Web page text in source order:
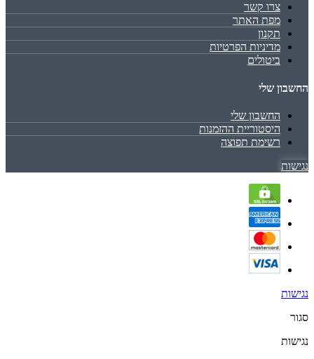
צרו קשר
מפת האתר
תקנון
מדיניות הפרטיות
ביטולים
החשבון שלי
החשבון שלי
היסטוריית ההזמנות
רשימת תפוצה
נגישות
נגישות
סגור
נגישות